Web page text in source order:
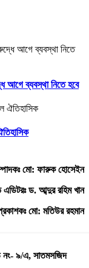
আগে ব্যবস্থা নিতে হবে
মো: ফারুক হোসেইন
এডিটরঃ ড. আব্দুর রহিম খান
মো: মতিউর রহমান
৯/এ, সাতমসজিদ